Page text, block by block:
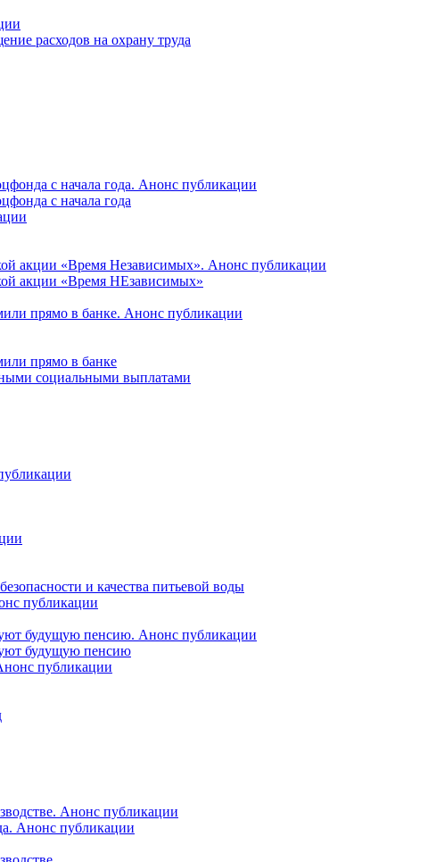
расходов на охрану труда
с начала года. Анонс публикации
с начала года
акции «Время Независимых». Анонс публикации
акции «Время НЕзависимых»
прямо в банке. Анонс публикации
прямо в банке
социальными выплатами
и качества питьевой воды
публикации
будущую пенсию. Анонс публикации
будущую пенсию
публикации
Анонс публикации
Анонс публикации